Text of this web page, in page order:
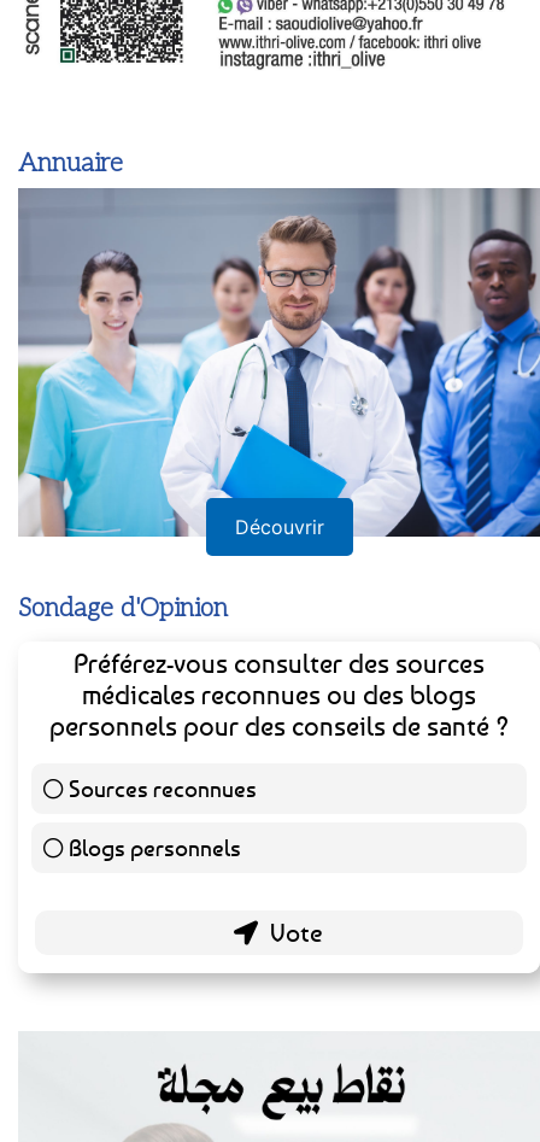
Annuaire
Découvrir
Sondage d'Opinion
Préférez-vous consulter des sources
médicales reconnues ou des blogs
personnels pour des conseils de santé ?
Sources reconnues
Blogs personnels